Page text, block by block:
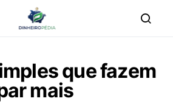
que fazem
mais